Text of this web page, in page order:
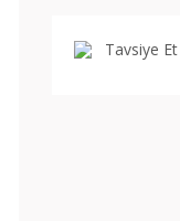
Tavsiye Et